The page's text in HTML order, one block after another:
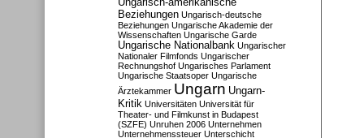
Beziehungen Ungarisch-deutsche
Beziehungen Ungarische Akademie der
Wissenschaften Ungarische Garde
Ungarische Nationalbank Ungarischer
Nationaler Filmfonds Ungarischer
Rechnungshof Ungarisches Parlament
Ungarische Staatsoper Ungarische
Ärztekammer Ungarn Ungarn-
Kritik Universitäten Universität für
Theater- und Filmkunst in Budapest
(SZFE) Unruhen 2006 Unternehmen
Unternehmenssteuer Unterschicht